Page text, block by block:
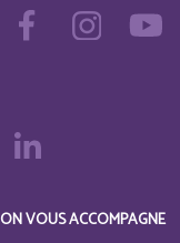
ON VOUS ACCOMPAGNE